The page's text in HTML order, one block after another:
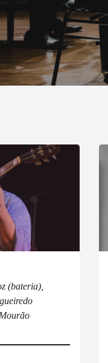
(bateria),